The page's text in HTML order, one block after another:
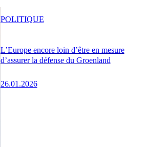
L’Europe encore loin d’être en mesure
d’assurer la défense du Groenland
26.01.2026
POLITIQUE